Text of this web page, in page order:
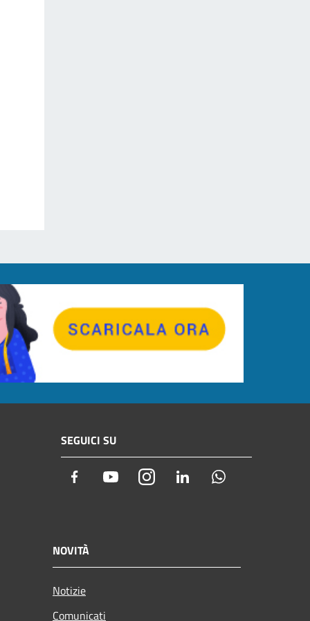
SEGUICI SU
Facebook YoutubeInstagramLinkedIn
NOVITÀ
Notizie
Comunicati